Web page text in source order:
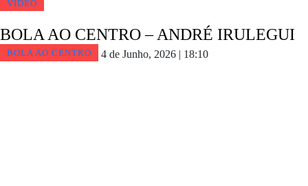
VIDEO
BOLA AO CENTRO – ANDRÉ IRULEGUI
BOLA AO CENTRO 4 de Junho, 2026 | 18:10